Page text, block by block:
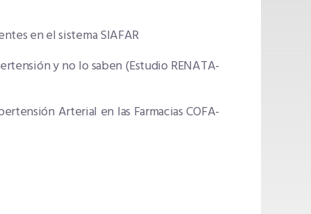
en el sistema SIAFAR
y no lo saben (Estudio RENATA-
Arterial en las Farmacias COFA-